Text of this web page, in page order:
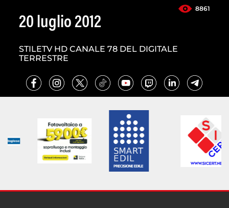
8861
20 luglio 2012
STILETV HD CANALE 78 DEL DIGITALE
TERRESTRE